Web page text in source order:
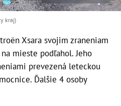
kraj )
Xsara svojim zraneniam
mieste podľahol. Jeho
prevezená leteckou
Ďalšie 4 osoby